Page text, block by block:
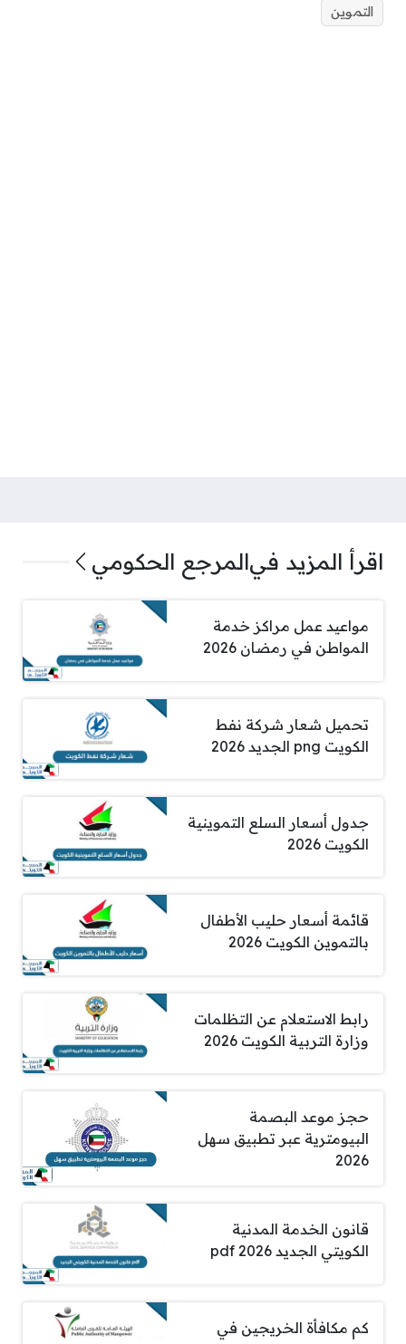
التموين
اقرأ المزيد فيالمرجع الحكومي
مواعيد عمل مراكز خدمة
المواطن في رمضان 2026
تحميل شعار شركة نفط
الكويت png الجديد 2026
جدول أسعار السلع التموينية
الكويت 2026
قائمة أسعار حليب الأطفال
بالتموين الكويت 2026
رابط الاستعلام عن التظلمات
وزارة التربية الكويت 2026
حجز موعد البصمة
البيومترية عبر تطبيق سهل
2026
قانون الخدمة المدنية
الكويتي الجديد pdf 2026
كم مكافأة الخريجين في